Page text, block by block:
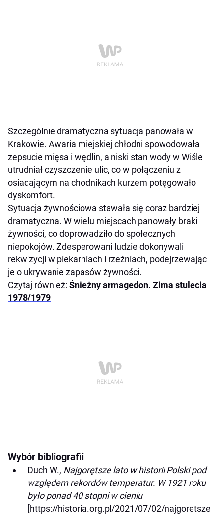
Szczególnie dramatyczna sytuacja panowała w
Krakowie. Awaria miejskiej chłodni spowodowała
zepsucie mięsa i wędlin, a niski stan wody w Wiśle
utrudniał czyszczenie ulic, co w połączeniu z
osiadającym na chodnikach kurzem potęgowało
dyskomfort.
Sytuacja żywnościowa stawała się coraz bardziej
dramatyczna. W wielu miejscach panowały braki
żywności, co doprowadziło do społecznych
niepokojów. Zdesperowani ludzie dokonywali
rekwizycji w piekarniach i rzeźniach, podejrzewając
je o ukrywanie zapasów żywności.
Czytaj również: Śnieżny armagedon. Zima stulecia
1978/1979
Wybór bibliografii
Duch W., Najgorętsze lato w historii Polski pod
względem rekordów temperatur. W 1921 roku
było ponad 40 stopni w cieniu
[https://historia.org.pl/2021/07/02/najgoretsze